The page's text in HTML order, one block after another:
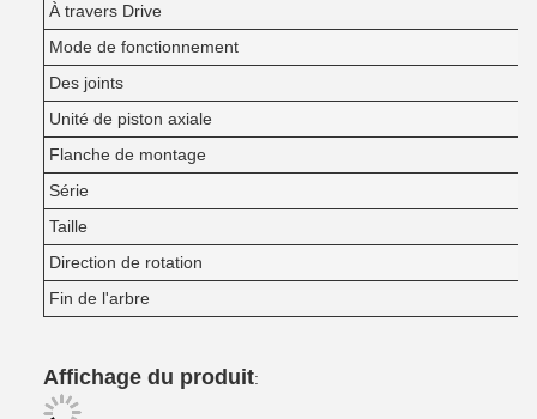
À travers Drive
Mode de fonctionnement
Des joints
Unité de piston axiale
Flanche de montage
Série
Taille
Direction de rotation
Fin de l'arbre
Affichage du produit: